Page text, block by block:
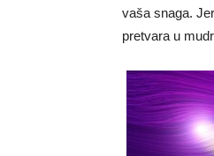
vaša snaga.
pretvara u